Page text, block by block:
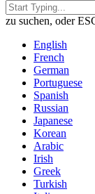
zu suchen, oder
English
French
German
Portuguese
Spanish
Russian
Japanese
Korean
Arabic
Irish
Greek
Turkish